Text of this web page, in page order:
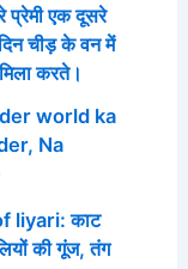
एक दूसरे
चीड़ के वन में
करते।
world ka
Na
liyari: काट
की गूंज, तंग